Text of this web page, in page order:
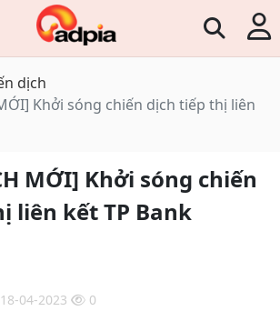
dịch
Khởi sóng chiến dịch tiếp thị liên
MỚI] Khởi sóng chiến
liên kết TP Bank
18-04-2023 0